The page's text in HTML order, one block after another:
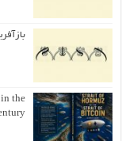
in the